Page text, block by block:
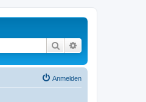
Suche
Anmelden